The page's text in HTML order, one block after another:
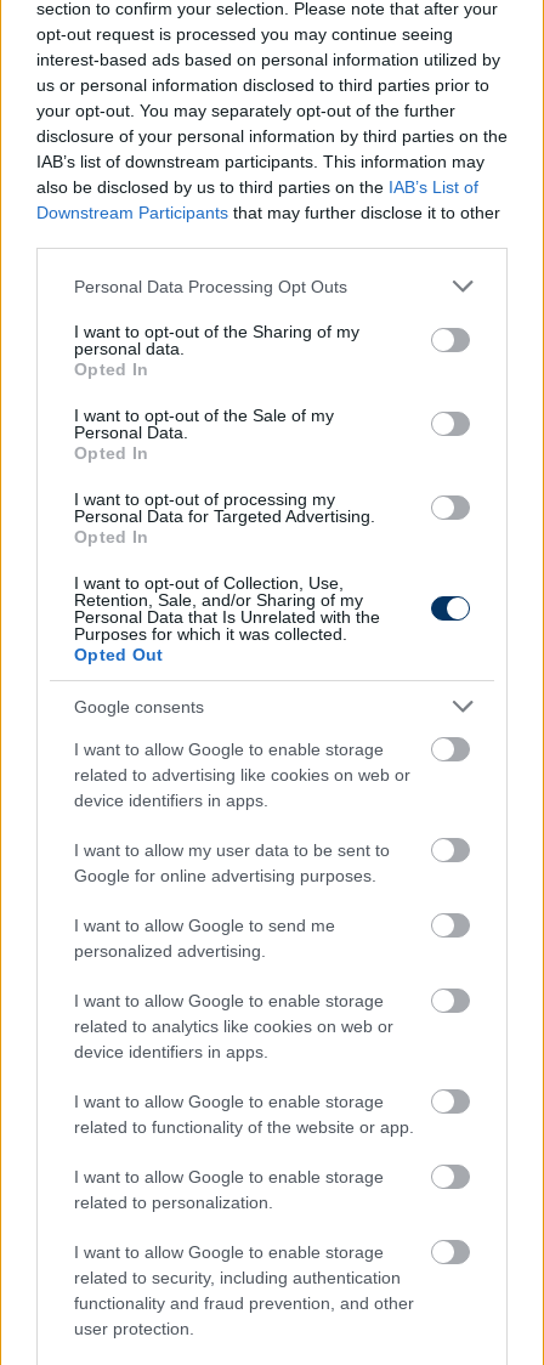
section to confirm your selection. Please note that after your
opt-out request is processed you may continue seeing
interest-based ads based on personal information utilized by
us or personal information disclosed to third parties prior to
your opt-out. You may separately opt-out of the further
disclosure of your personal information by third parties on the
IAB’s list of downstream participants. This information may
also be disclosed by us to third parties on the IAB’s List of
Downstream Participants that may further disclose it to other
Please note that this website/app uses one or more Google
not limited to your visit or usage behaviour. You may click to
grant or deny consent to Google and its third-party tags to
use your data for below specified purposes in below Google
consent section.
Personal Data Processing Opt Outs
I want to opt-out of the Sharing of my
personal data.
Opted In
I want to opt-out of the Sale of my
Personal Data.
Opted In
I want to opt-out of processing my
Personal Data for Targeted Advertising.
Opted In
I want to opt-out of Collection, Use,
Retention, Sale, and/or Sharing of my
Personal Data that Is Unrelated with the
Purposes for which it was collected.
Opted Out
Google consents
I want to allow Google to enable storage
related to advertising like cookies on web or
device identifiers in apps.
I want to allow my user data to be sent to
Google for online advertising purposes.
I want to allow Google to send me
personalized advertising.
I want to allow Google to enable storage
related to analytics like cookies on web or
device identifiers in apps.
I want to allow Google to enable storage
related to functionality of the website or app.
I want to allow Google to enable storage
related to personalization.
I want to allow Google to enable storage
related to security, including authentication
functionality and fraud prevention, and other
user protection.
Az, hogy ott voltam, plusz motivációt ad,
hogy még keményebben, még
szorgalmasabban végezzem a munkámat,
hogy egy nap én nyerhessem meg az Afrikai
Aranylabdát.
- Komoly megtiszteltetés, hálás vagyok, hogy én
adhattam át az Év legjobb fiatal labdarúgójának
járó díjat. Az a pillanat, amikor átadtam az
elismerést Lamine-nak, emlékeztetett arra, hogy
milyen volt fiatalnak lenni, milyen volt, amikor arról
szeretnék jó teljesítményt nyújtani, jó érzés, amikor
te vagy a legjobb, de a legfontosabb, hogy
Naby Keita.
kedvencét, a 7-szeres bajnok magyar
válogatott játékost - részletek
A Csakfoci értesülései szerint elképzelhető, hogy
Botka Endre télen elhagyja az FTC-t. Az egyik kérője a
Kecskemét lehet, de azt sem lehet kizárni, hogy a védő
Elolvasom
között legyen a Google-találatokban